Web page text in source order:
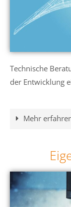
Technische
der Entwicklung
Mehr